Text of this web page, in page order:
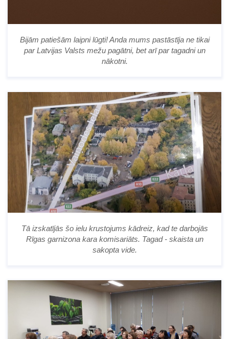
Bijām patiešām laipni lūgti! Anda mums pastāstīja ne tikai
par Latvijas Valsts mežu pagātni, bet arī par tagadni un
nākotni.
Tā izskatījās šo ielu krustojums kādreiz, kad te darbojās
Rīgas garnizona kara komisariāts. Tagad - skaista un
sakopta vide.